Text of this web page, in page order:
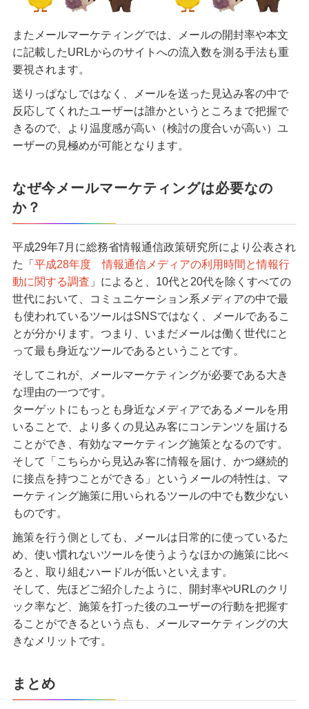
またメールマーケティングでは、メールの開封率や本文
に記載したURLからのサイトへの流入数を測る手法も重
要視されます。
送りっぱなしではなく、メールを送った見込み客の中で
反応してくれたユーザーは誰かというところまで把握で
きるので、より温度感が高い（検討の度合いが高い）ユ
ーザーの見極めが可能となります。
なぜ今メールマーケティングは必要なの
か？
平成29年7月に総務省情報通信政策研究所により公表され
た「 平成28年度 情報通信メディアの利用時間と情報行
動に関する調査 」によると、10代と20代を除くすべての
世代において、コミュニケーション系メディアの中で最
も使われているツールはSNSではなく、メールであるこ
とが分かります。つまり、いまだメールは働く世代にと
って最も身近なツールであるということです。
そしてこれが、メールマーケティングが必要である大き
な理由の一つです。
ターゲットにもっとも身近なメディアであるメールを用
いることで、より多くの見込み客にコンテンツを届ける
ことができ、有効なマーケティング施策となるのです。
そして「こちらから見込み客に情報を届け、かつ継続的
に接点を持つことができる」というメールの特性は、マ
ーケティング施策に用いられるツールの中でも数少ない
ものです。
施策を行う側としても、メールは日常的に使っているた
め、使い慣れないツールを使うようなほかの施策に比べ
ると、取り組むハードルが低いといえます。
そして、先ほどご紹介したように、開封率やURLのクリ
ック率など、施策を打った後のユーザーの行動を把握す
ることができるという点も、メールマーケティングの大
きなメリットです。
まとめ